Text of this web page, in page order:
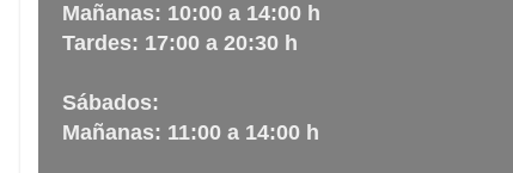
Mañanas: 10:00 a 14:00 h
Tardes: 17:00 a 20:30 h
Sábados:
Mañanas: 11:00 a 14:00 h